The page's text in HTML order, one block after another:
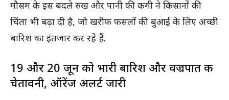
मौसम के इस बदले रुख और पानी की कमी ने किसानों की
चिंता भी बढ़ा दी है, जो खरीफ फसलों की बुआई के लिए अच्छी
बारिश का इंतजार कर रहे हैं.
19 और 20 जून को भारी बारिश और वज्रपात की
चेतावनी, ऑरेंज अलर्ट जारी